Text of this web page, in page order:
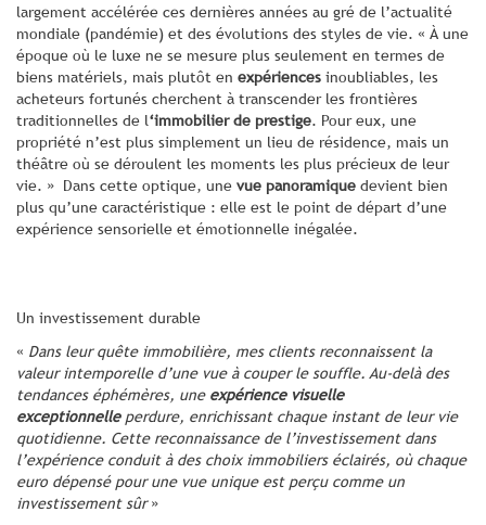
largement accélérée ces dernières années au gré de l’actualité
mondiale (pandémie) et des évolutions des styles de vie. « À une
époque où le luxe ne se mesure plus seulement en termes de
biens matériels, mais plutôt en expériences inoubliables, les
acheteurs fortunés cherchent à transcender les frontières
traditionnelles de l‘immobilier de prestige. Pour eux, une
propriété n’est plus simplement un lieu de résidence, mais un
théâtre où se déroulent les moments les plus précieux de leur
vie. » Dans cette optique, une vue panoramique devient bien
plus qu’une caractéristique : elle est le point de départ d’une
expérience sensorielle et émotionnelle inégalée.
Un investissement durable
« Dans leur quête immobilière, mes clients reconnaissent la
valeur intemporelle d’une vue à couper le souffle. Au-delà des
tendances éphémères, une expérience visuelle
exceptionnelleperdure, enrichissant chaque instant de leur vie
quotidienne. Cette reconnaissance de l’investissement dans
l’expérience conduit à des choix immobiliers éclairés, où chaque
euro dépensé pour une vue unique est perçu comme un
investissement sûr»